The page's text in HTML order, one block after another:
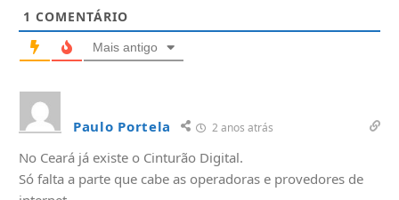
1 COMENTÁRIO
Mais antigo
Paulo Portela 2 anos atrás
No Ceará já existe o Cinturão Digital.
Só falta a parte que cabe as operadoras e provedores de